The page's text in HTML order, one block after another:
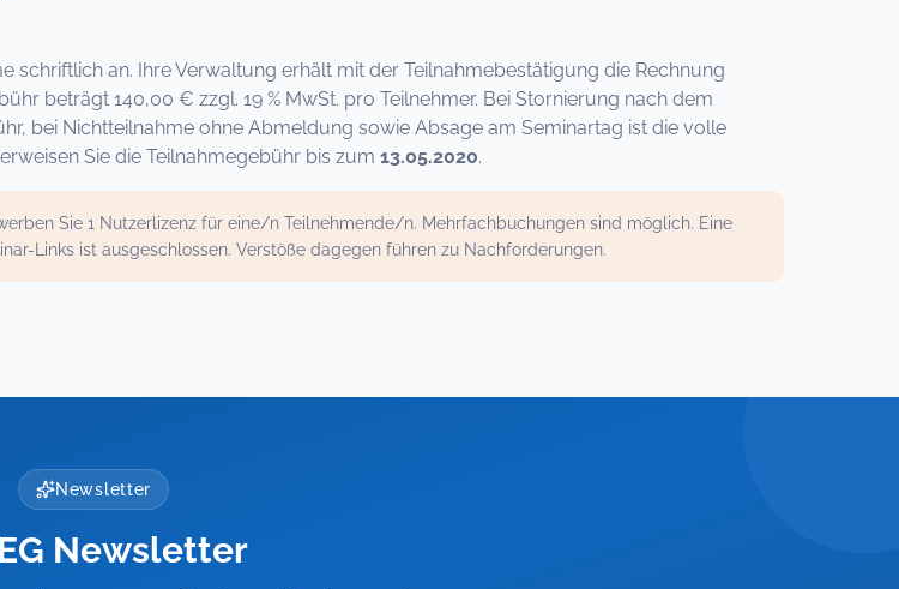
schriftlich an. Ihre Verwaltung erhält mit der Teilnahmebestätigung die Rechnung
beträgt 140,00 € zzgl. 19 % MwSt. pro Teilnehmer. Bei Stornierung nach dem
bei Nichtteilnahme ohne Abmeldung sowie Absage am Seminartag ist die volle
Sie die Teilnahmegebühr bis zum 13.05.2020.
Sie 1 Nutzerlizenz für eine/n Teilnehmende/n. Mehrfachbuchungen sind möglich. Eine
Links ist ausgeschlossen. Verstöße dagegen führen zu Nachforderungen.
Newsletter
Newsletter